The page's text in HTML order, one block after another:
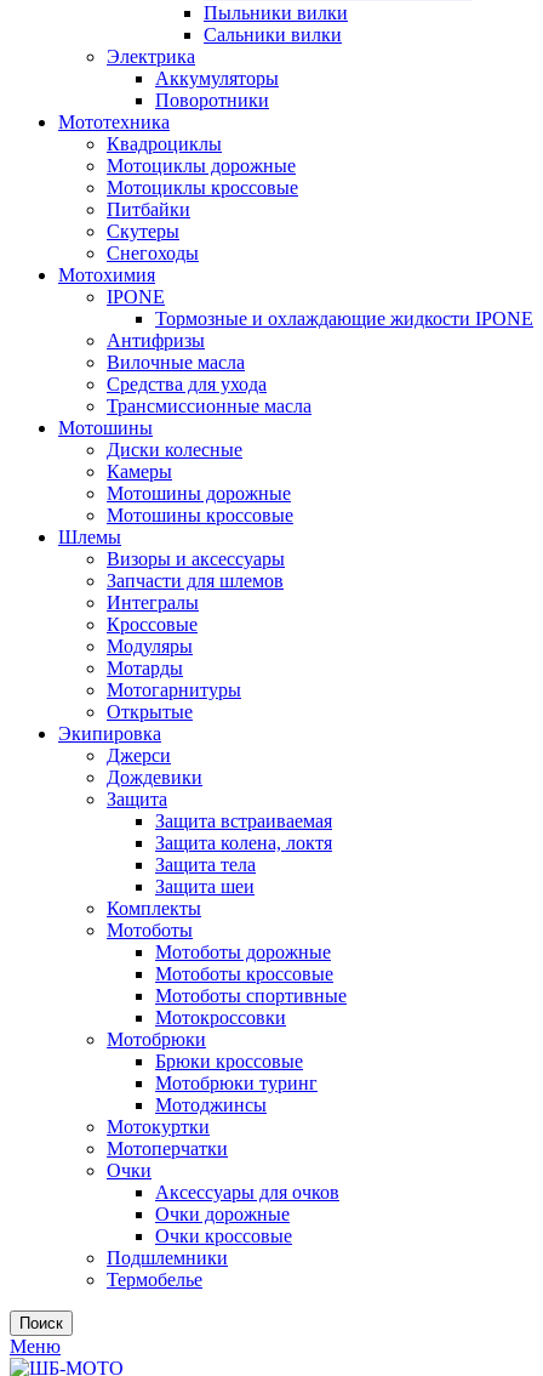
Пыльники вилки
Сальники вилки
Электрика
Аккумуляторы
Поворотники
Мототехника
Квадроциклы
Мотоциклы дорожные
Мотоциклы кроссовые
Питбайки
Скутеры
Снегоходы
Мотохимия
IPONE
Тормозные и охлаждающие жидкости IPONE
Антифризы
Вилочные масла
Средства для ухода
Трансмиссионные масла
Мотошины
Диски колесные
Камеры
Мотошины дорожные
Мотошины кроссовые
Шлемы
Визоры и аксессуары
Запчасти для шлемов
Интегралы
Кроссовые
Модуляры
Мотарды
Мотогарнитуры
Открытые
Экипировка
Джерси
Дождевики
Защита
Защита встраиваемая
Защита колена, локтя
Защита тела
Защита шеи
Комплекты
Мотоботы
Мотоботы дорожные
Мотоботы кроссовые
Мотоботы спортивные
Мотокроссовки
Мотобрюки
Брюки кроссовые
Мотобрюки туринг
Мотоджинсы
Мотокуртки
Мотоперчатки
Очки
Аксессуары для очков
Очки дорожные
Очки кроссовые
Подшлемники
Термобелье
Поиск
Меню